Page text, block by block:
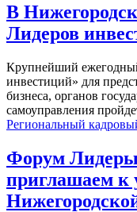
В
Лидеров
Крупнейший
инвестиций» для
бизнеса, органов
самоуправления
Региональный
Форум
приглашаем к